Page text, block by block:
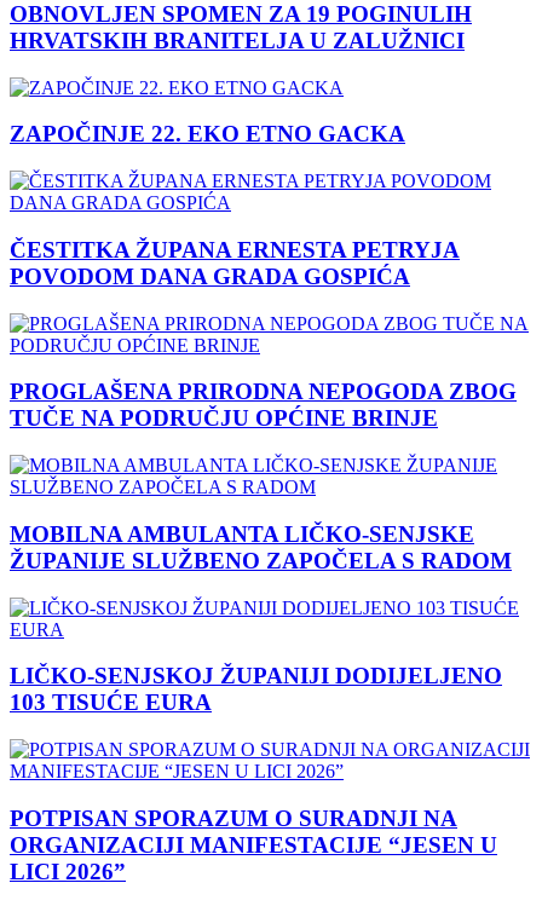
OBNOVLJEN SPOMEN ZA 19 POGINULIH
HRVATSKIH BRANITELJA U ZALUŽNICI
ZAPOČINJE 22. EKO ETNO GACKA
ČESTITKA ŽUPANA ERNESTA PETRYJA
POVODOM DANA GRADA GOSPIĆA
PROGLAŠENA PRIRODNA NEPOGODA ZBOG
TUČE NA PODRUČJU OPĆINE BRINJE
MOBILNA AMBULANTA LIČKO-SENJSKE
ŽUPANIJE SLUŽBENO ZAPOČELA S RADOM
LIČKO-SENJSKOJ ŽUPANIJI DODIJELJENO
103 TISUĆE EURA
POTPISAN SPORAZUM O SURADNJI NA
ORGANIZACIJI MANIFESTACIJE “JESEN U
LICI 2026”